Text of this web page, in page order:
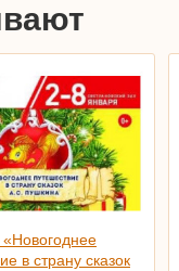
«Новогоднее
в страну сказок